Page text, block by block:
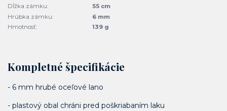
Dĺžka zámku:
55 cm
Hrúbka zámku:
6 mm
Hmotnosť:
139 g
Kompletné špecifikácie
- 6 mm hrubé oceľové lano
- plastový obal chráni pred poškriabaním laku